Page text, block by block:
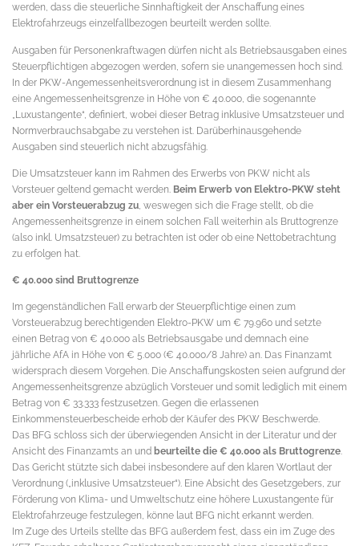
werden, dass die steuerliche Sinnhaftigkeit der Anschaffung eines
Elektrofahrzeugs einzelfallbezogen beurteilt werden sollte.
Ausgaben für Personenkraftwagen dürfen nicht als Betriebsausgaben eines
Steuerpflichtigen abgezogen werden, sofern sie unangemessen hoch sind.
In der PKW-Angemessenheitsverordnung ist in diesem Zusammenhang
eine Angemessenheitsgrenze in Höhe von € 40.000, die sogenannte
„Luxustangente“, definiert, wobei dieser Betrag inklusive Umsatzsteuer und
Normverbrauchsabgabe zu verstehen ist. Darüberhinausgehende
Ausgaben sind steuerlich nicht abzugsfähig.
Die Umsatzsteuer kann im Rahmen des Erwerbs von PKW nicht als
Vorsteuer geltend gemacht werden. Beim Erwerb von Elektro-PKW steht
aber ein Vorsteuerabzug zu , weswegen sich die Frage stellt, ob die
Angemessenheitsgrenze in einem solchen Fall weiterhin als Bruttogrenze
(also inkl. Umsatzsteuer) zu betrachten ist oder ob eine Nettobetrachtung
zu erfolgen hat.
€ 40.000 sind Bruttogrenze
Im gegenständlichen Fall erwarb der Steuerpflichtige einen zum
Vorsteuerabzug berechtigenden Elektro-PKW um € 79.960 und setzte
einen Betrag von € 40.000 als Betriebsausgabe und demnach eine
jährliche AfA in Höhe von € 5.000 (€ 40.000/8 Jahre) an. Das Finanzamt
widersprach diesem Vorgehen. Die Anschaffungskosten seien aufgrund der
Angemessenheitsgrenze abzüglich Vorsteuer und somit lediglich mit einem
Betrag von € 33.333 festzusetzen. Gegen die erlassenen
Einkommensteuerbescheide erhob der Käufer des PKW Beschwerde.
Das BFG schloss sich der überwiegenden Ansicht in der Literatur und der
Ansicht des Finanzamts an und beurteilte die € 40.000 als Bruttogrenze
Das Gericht stützte sich dabei insbesondere auf den klaren Wortlaut der
Verordnung („inklusive Umsatzsteuer“). Eine Absicht des Gesetzgebers, zur
Förderung von Klima- und Umweltschutz eine höhere Luxustangente für
Elektrofahrzeuge festzulegen, könne laut BFG nicht erkannt werden.
Im Zuge des Urteils stellte das BFG außerdem fest, dass ein im Zuge des